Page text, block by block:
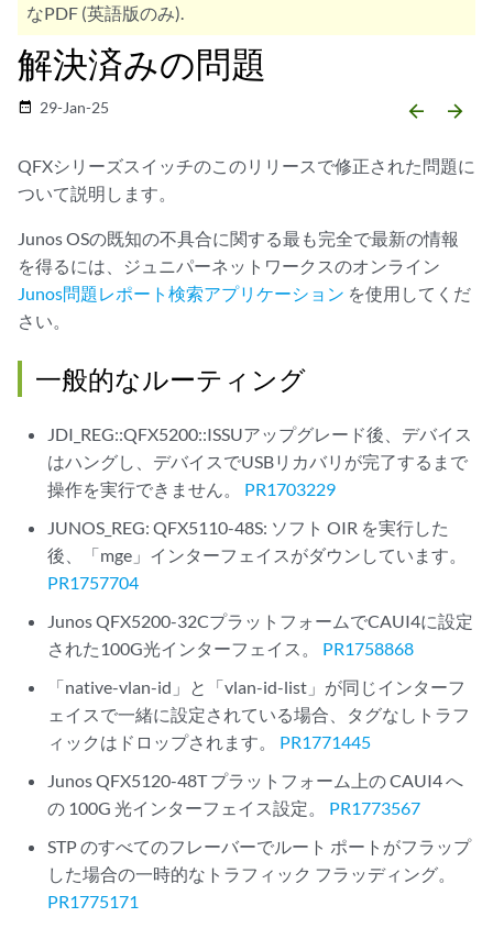
なPDF (英語版のみ).
解決済みの問題
date_range 29-Jan-25 arrow_backward arrow_forward
QFXシリーズスイッチのこのリリースで修正された問題に
ついて説明します。
Junos OSの既知の不具合に関する最も完全で最新の情報
を得るには、ジュニパーネットワークスのオンライン
Junos問題レポート検索アプリケーション を使用してくだ
さい。
一般的なルーティング
JDI_REG::QFX5200::ISSUアップグレード後、デバイス
はハングし、デバイスでUSBリカバリが完了するまで
操作を実行できません。 PR1703229
JUNOS_REG: QFX5110-48S: ソフト OIR を実行した
後、「mge」インターフェイスがダウンしています。
PR1757704
Junos QFX5200-32CプラットフォームでCAUI4に設定
された100G光インターフェイス。 PR1758868
「native-vlan-id」と「vlan-id-list」が同じインターフ
ェイスで一緒に設定されている場合、タグなしトラフ
ィックはドロップされます。 PR1771445
Junos QFX5120-48T プラットフォーム上の CAUI4 へ
の 100G 光インターフェイス設定。 PR1773567
STP のすべてのフレーバーでルート ポートがフラップ
した場合の一時的なトラフィック フラッディング。
PR1775171